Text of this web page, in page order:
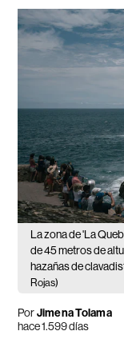
La zona de 'La
de 45 metros de
hazañas de
Rojas)
PorJimena Tolama
hace 1.599 días